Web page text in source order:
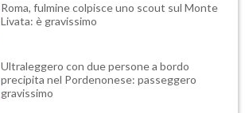
Roma, fulmine colpisce uno scout sul Monte
Livata: è gravissimo
Ultraleggero con due persone a bordo
precipita nel Pordenonese: passeggero
gravissimo